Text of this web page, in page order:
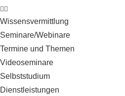
Wissensvermittlung
Seminare/Webinare
Termine und Themen
Videoseminare
Selbststudium
Dienstleistungen